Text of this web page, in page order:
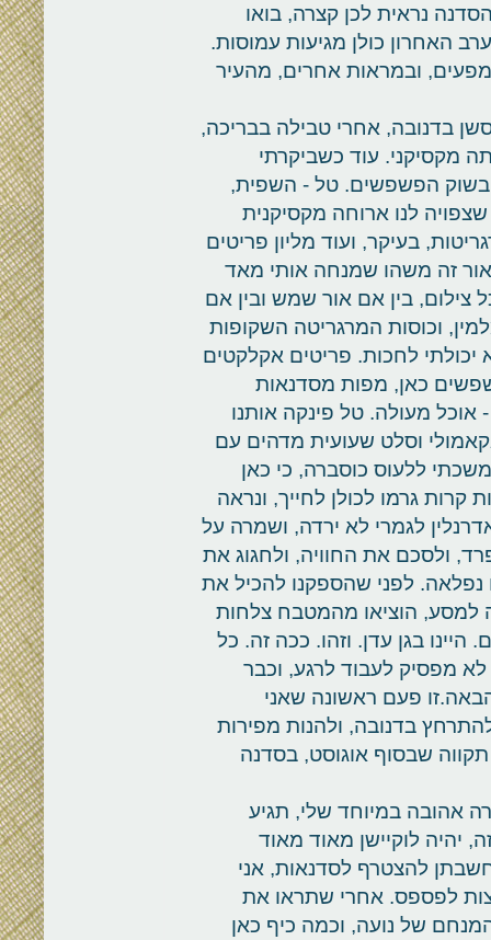
נראית לכן קצרה, בואו
האחרון כולן מגיעות עמוסות.
מפעים, ובמראות אחרים, מהעיר
בדנובה, אחרי טבילה בבריכה,
מקסיקני. עוד כשביקרתי
בשוק הפשפשים. טל - השפית,
לנו ארוחה מקסיקנית
בעיקר, ועוד מליון פריטים
זה משהו שמנחה אותי מאד
צילום, בין אם אור שמש ובין אם
וכוסות המרגריטה השקופות
לחכות. פריטים אקלקטים
כאן, מפות מסדנאות
אוכל מעולה. טל פינקה אותנו
וסלט שעועית מדהים עם
ללעוס כוסברה, כי כאן
קרות גרמו לכולן לחייך, ונראה
לגמרי לא ירדה, ושמרה על
ולסכם את החוויה, ולחגוג את
נפלאה. לפני שהספקנו להכיל את
למסע, הוציאו מהמטבח צלחות
בגן עדן. וזהו. ככה זה. כל
מפסיק לעבוד לרגע, וכבר
פעם ראשונה שאני
בדנובה, ולהנות מפירות
שבסוף אוגוסט, בסדנה
אהובה במיוחד שלי, תגיע
יהיה לוקיישן מאוד מאוד
להצטרף לסדנאות, אני
לפספס. אחרי שתראו את
של נועה, וכמה כיף כאן